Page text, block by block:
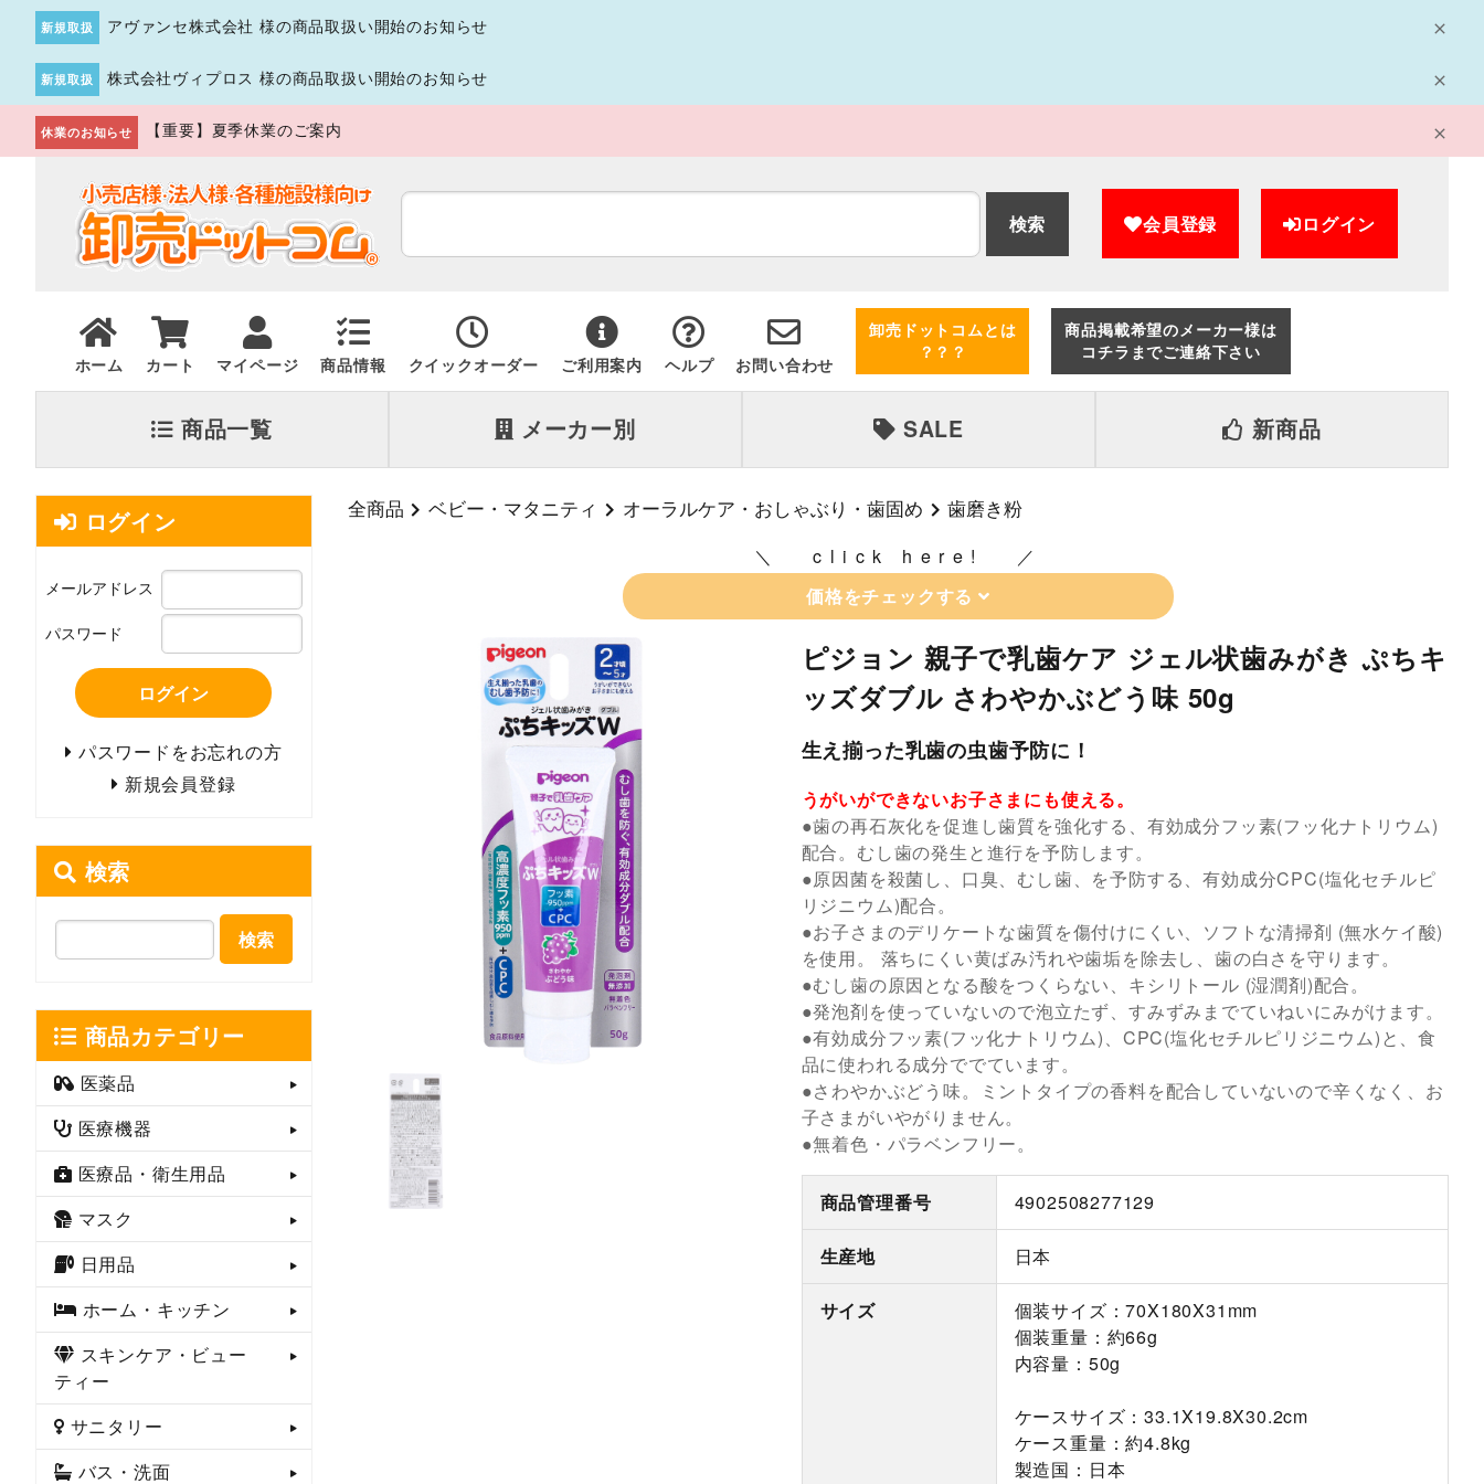
新規取扱 アヴァンセ株式会社 様の商品取扱い開始のお知らせ
新規取扱 株式会社ヴィプロス 様の商品取扱い開始のお知らせ
休業のお知らせ 【重要】夏季休業のご案内
検索 会員登録 ログイン
ホーム カート マイページ 商品情報 クイックオーダー ご利用案内 ヘルプ お問い合わせ
卸売ドットコムとは
？？？
商品掲載希望のメーカー様は
コチラまでご連絡下さい
商品一覧 メーカー別 SALE 新商品
全商品 ベビー・マタニティ オーラルケア・おしゃぶり・歯固め 歯磨き粉
click here!
価格をチェックする
ピジョン 親子で乳歯ケア ジェル状歯みがき ぷちキ
ッズダブル さわやかぶどう味 50g
生え揃った乳歯の虫歯予防に！
うがいができないお子さまにも使える。
●歯の再石灰化を促進し歯質を強化する、有効成分フッ素(フッ化ナトリウム)
配合。むし歯の発生と進行を予防します。
●原因菌を殺菌し、口臭、むし歯、を予防する、有効成分CPC(塩化セチルピ
リジニウム)配合。
●お子さまのデリケートな歯質を傷付けにくい、ソフトな清掃剤 (無水ケイ酸)
を使用。 落ちにくい黄ばみ汚れや歯垢を除去し、歯の白さを守ります。
●むし歯の原因となる酸をつくらない、キシリトール (湿潤剤)配合。
●発泡剤を使っていないので泡立たず、すみずみまでていねいにみがけます。
●有効成分フッ素(フッ化ナトリウム)、CPC(塩化セチルピリジニウム)と、食
品に使われる成分ででています。
●さわやかぶどう味。ミントタイプの香料を配合していないので辛くなく、お
子さまがいやがりません。
●無着色・パラベンフリー。
商品管理番号 4902508277129
生産地 日本
サイズ
個装サイズ：70X180X31mm
個装重量：約66g
内容量：50g
ケースサイズ：33.1X19.8X30.2cm
ケース重量：約4.8kg
製造国：日本
ログイン
メールアドレス
パスワード
ログイン
パスワードをお忘れの方
新規会員登録
検索
検索
商品カテゴリー
医薬品
医療機器
医療品・衛生用品
マスク
日用品
ホーム・キッチン
スキンケア・ビュー
ティー
サニタリー
バス・洗面